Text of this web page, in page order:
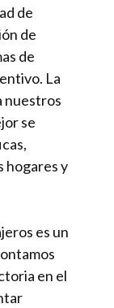
de
de
de
La
nuestros
se
hogares y
es un
en el